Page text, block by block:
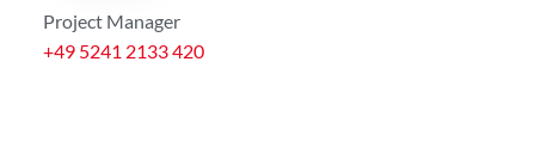
Project Manager
+49 5241 2133 420